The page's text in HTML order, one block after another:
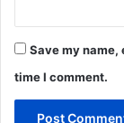
Save my name,
time I comment.